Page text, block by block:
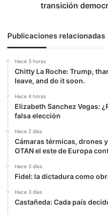
transición
Publicaciones relacionadas
Hace 3 horas
Chitty La Roche: Trump,
leave, and do it soon.
Hace 4 horas
Elizabeth Sanchez Vegas:
falsa elección
Hace 2 días
Cámaras térmicas, drones
OTAN el este de Europa
Hace 3 días
Fidel: la dictadura como
Hace 3 días
Castañeda: Cada país